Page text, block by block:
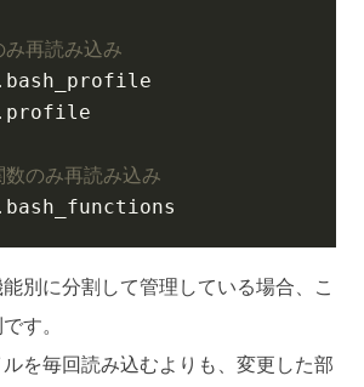
再読み込み
のみ再読み込み
別に分割して管理している場合、こ
す。
を毎回読み込むよりも、変更した部